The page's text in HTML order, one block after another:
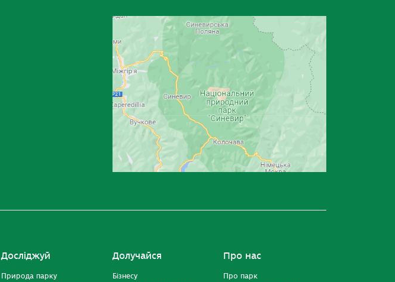
Досліджуй
Природа парку
Долучайся
Бізнесу
Про нас
Про парк